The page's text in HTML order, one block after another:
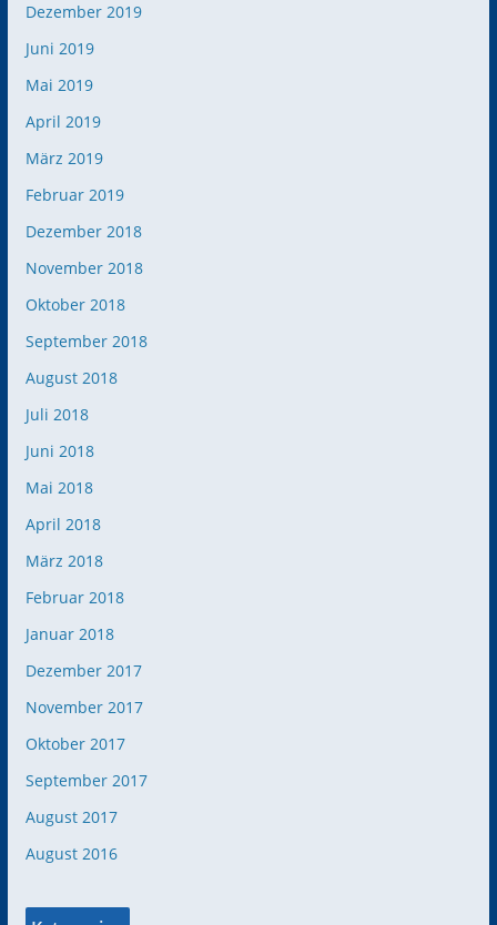
Dezember 2019
Juni 2019
Mai 2019
April 2019
März 2019
Februar 2019
Dezember 2018
November 2018
Oktober 2018
September 2018
August 2018
Juli 2018
Juni 2018
Mai 2018
April 2018
März 2018
Februar 2018
Januar 2018
Dezember 2017
November 2017
Oktober 2017
September 2017
August 2017
August 2016